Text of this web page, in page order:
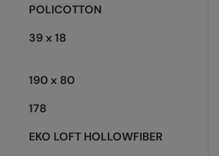
POLICOTTON
39 x 18
190 x 80
178
EKO LOFT HOLLOWFIBER